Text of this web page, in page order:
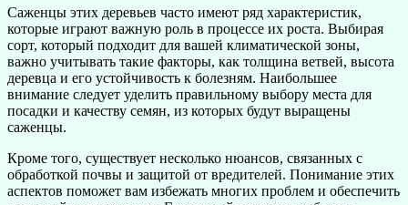
Саженцы этих деревьев часто имеют ряд характеристик,
которые играют важную роль в процессе их роста. Выбирая
сорт, который подходит для вашей климатической зоны,
важно учитывать такие факторы, как толщина ветвей, высота
деревца и его устойчивость к болезням. Наибольшее
внимание следует уделить правильному выбору места для
посадки и качеству семян, из которых будут выращены
саженцы.
Кроме того, существует несколько нюансов, связанных с
обработкой почвы и защитой от вредителей. Понимание этих
аспектов поможет вам избежать многих проблем и обеспечить